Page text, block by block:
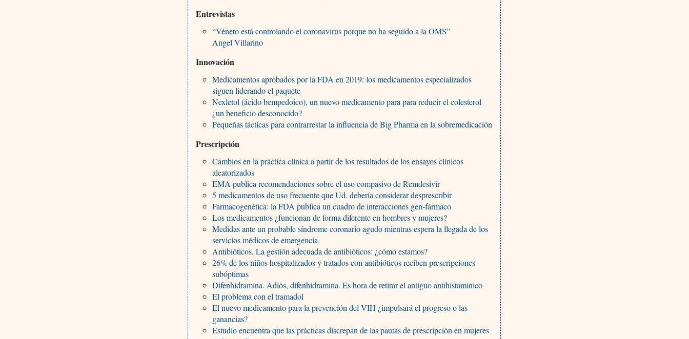
Entrevistas
“Véneto está controlando el coronavirus porque no ha seguido a la OMS”
Angel Villarino
Innovación
Medicamentos aprobados por la FDA en 2019: los medicamentos especializados
siguen liderando el paquete
Nexletol (ácido bempedoico), un nuevo medicamento para para reducir el colesterol
¿un beneficio desconocido?
Pequeñas tácticas para contrarrestar la influencia de Big Pharma en la sobremedicación
Prescripción
Cambios en la práctica clínica a partir de los resultados de los ensayos clínicos
aleatorizados
EMA publica recomendaciones sobre el uso compasivo de Remdesivir
5 medicamentos de uso frecuente que Ud. debería considerar desprescribir
Farmacogenética: la FDA publica un cuadro de interacciones gen-fármaco
Los medicamentos ¿funcionan de forma diferente en hombres y mujeres?
Medidas ante un probable síndrome coronario agudo mientras espera la llegada de los
servicios médicos de emergencia
Antibióticos. La gestión adecuada de antibióticos: ¿cómo estamos?
26% de los niños hospitalizados y tratados con antibióticos reciben prescripciones
subóptimas
Difenhidramina. Adiós, difenhidramina. Es hora de retirar el antiguo antihistamínico
El problema con el tramadol
El nuevo medicamento para la prevención del VIH ¿impulsará el progreso o las
ganancias?
Estudio encuentra que las prácticas discrepan de las pautas de prescripción en mujeres